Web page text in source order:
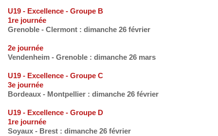
U19 - Excellence - Groupe B
1re journée
Grenoble - Clermont : dimanche 26 février
2e journée
Vendenheim - Grenoble : dimanche 26 mars
U19 - Excellence - Groupe C
3e journée
Bordeaux - Montpellier : dimanche 26 février
U19 - Excellence - Groupe D
1re journée
Soyaux - Brest : dimanche 26 février